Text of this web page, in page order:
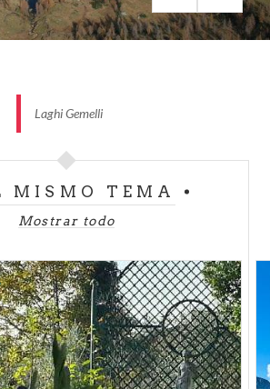
en el lago de Como
Menaggio(1383 m), al pie de las
Como) se pueden admirar
del lago de Como. Una vez que
refugio a pie desde Breglia (1
típicos con harina, carne, salami
admirar un magnífico panorama
(1275 m, Faggeto Lario,
occidental del Monte Palanzone,
Laghi Gemelli
MISMO TEMA
Mostrar todo